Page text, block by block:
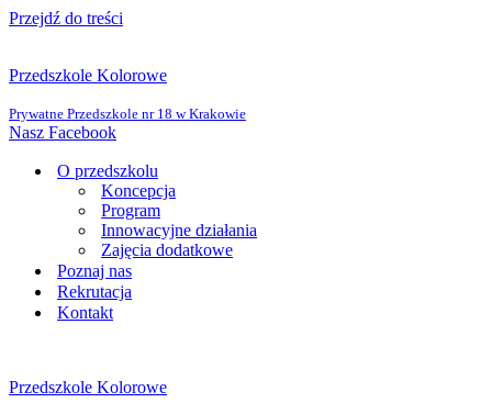
Przejdź do treści
Przedszkole Kolorowe
Prywatne Przedszkole nr 18 w Krakowie
Nasz Facebook
O przedszkolu
Koncepcja
Program
Innowacyjne działania
Zajęcia dodatkowe
Poznaj nas
Rekrutacja
Kontakt
Przedszkole Kolorowe